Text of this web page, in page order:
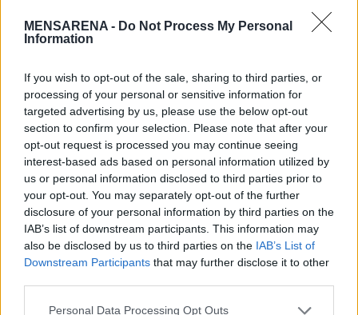
MENSARENA - Do Not Process My Personal
Information
If you wish to opt-out of the sale, sharing to third parties, or
processing of your personal or sensitive information for
targeted advertising by us, please use the below opt-out
section to confirm your selection. Please note that after your
opt-out request is processed you may continue seeing
interest-based ads based on personal information utilized by
us or personal information disclosed to third parties prior to
your opt-out. You may separately opt-out of the further
disclosure of your personal information by third parties on the
IAB’s list of downstream participants. This information may
also be disclosed by us to third parties on the IAB’s List of
Downstream Participants that may further disclose it to other
Personal Data Processing Opt Outs
και την κίνηση ενός EV, ενώ ο ίδιος ο τόνος του
χαλκού αναφέρεται στην αγωγιμότητα και στην
Μαζί με το Akatsuki, το Ariya προσφέρεται με
έξι συνδυασμούς διχρωμίας, ο καθένας με
μαύρη οροφή και τέσσερις εντυπωσιακούς
συνδυασμούς χρωμάτων ολόκληρου του
αμαξώματος.
Το εσωτερικό
Καθορισμένη από τον ιαπωνικό όρο ma, που
αναφέρεται στον χωροχρόνο, η καμπίνα του
Ariya έχει σχεδιαστεί με τον πιο